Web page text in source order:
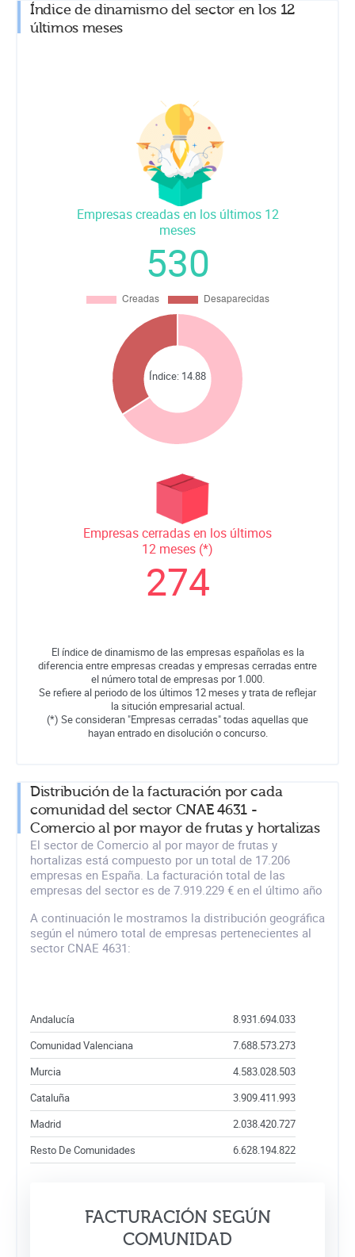
Índice de dinamismo del sector en los 12
últimos meses
Empresas creadas en los últimos 12
meses
530
Índice: 14.88
Empresas cerradas en los últimos
12 meses (*)
274
El índice de dinamismo de las empresas españolas es la
diferencia entre empresas creadas y empresas cerradas entre
el número total de empresas por 1.000.
Se refiere al periodo de los últimos 12 meses y trata de reflejar
la situción empresarial actual.
(*) Se consideran "Empresas cerradas" todas aquellas que
hayan entrado en disolución o concurso.
Distribución de la facturación por cada
comunidad del sector CNAE 4631 -
Comercio al por mayor de frutas y hortalizas
El sector de Comercio al por mayor de frutas y
hortalizas está compuesto por un total de 17.206
empresas en España. La facturación total de las
empresas del sector es de 7.919.229 € en el último año
A continuación le mostramos la distribución geográfica
según el número total de empresas pertenecientes al
sector CNAE 4631:
Andalucía
8.931.694.033
Comunidad Valenciana
7.688.573.273
Murcia
4.583.028.503
Cataluña
3.909.411.993
Madrid
2.038.420.727
Resto De Comunidades
6.628.194.822
FACTURACIÓN SEGÚN
COMUNIDAD